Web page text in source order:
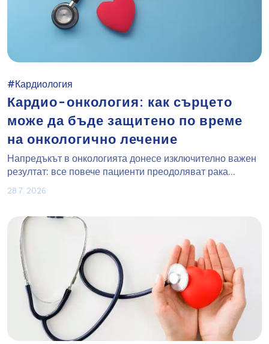
#Кардиология
Кардио-онкология: как сърцето
може да бъде защитено по време
на онкологично лечение
Напредъкът в онкологията донесе изключително важен
резултат: все повече пациенти преодоляват рака...
28.7. 2026